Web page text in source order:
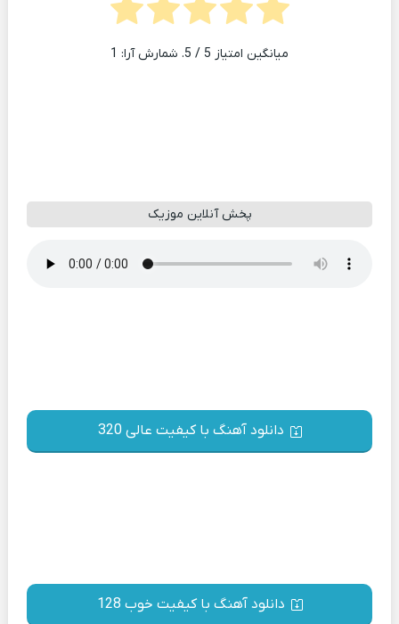
میانگین امتیاز 5 / 5. شمارش آرا: 1
پخش آنلاین موزیک
دانلود آهنگ با کیفیت عالی 320
دانلود آهنگ با کیفیت خوب 128